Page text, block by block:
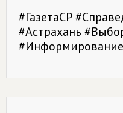
#ГазетаСР
#Астрахань